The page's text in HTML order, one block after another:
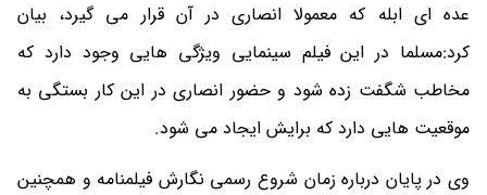
عده ای ابله که معمولا انصاری در آن قرار می گیرد، بیان
کرد:مسلما در این فیلم سینمایی ویژگی هایی وجود دارد که
مخاطب شگفت زده شود و حضور انصاری در این کار بستگی به
موقعیت هایی دارد که برایش ایجاد می شود.
وی در پایان درباره زمان شروع رسمی نگارش فیلمنامه و همچنین